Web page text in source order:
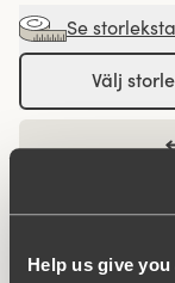
Help us give
Se
Välj
Shorty i